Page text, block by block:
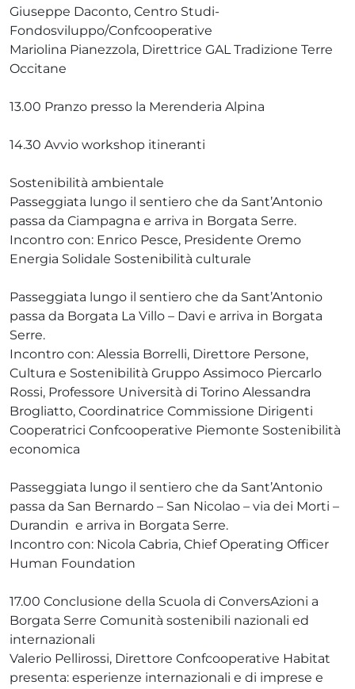
Giuseppe Daconto, Centro Studi-
Fondosviluppo/Confcooperative
Mariolina Pianezzola, Direttrice GAL Tradizione Terre
Occitane
13.00 Pranzo presso la Merenderia Alpina
14.30 Avvio workshop itineranti
Sostenibilità ambientale
Passeggiata lungo il sentiero che da Sant’Antonio
passa da Ciampagna e arriva in Borgata Serre.
Incontro con: Enrico Pesce, Presidente Oremo
Energia Solidale Sostenibilità culturale
Passeggiata lungo il sentiero che da Sant’Antonio
passa da Borgata La Villo – Davi e arriva in Borgata
Serre.
Incontro con: Alessia Borrelli, Direttore Persone,
Cultura e Sostenibilità Gruppo Assimoco Piercarlo
Rossi, Professore Università di Torino Alessandra
Brogliatto, Coordinatrice Commissione Dirigenti
Cooperatrici Confcooperative Piemonte Sostenibilità
economica
Passeggiata lungo il sentiero che da Sant’Antonio
passa da San Bernardo – San Nicolao – via dei Morti –
Durandin e arriva in Borgata Serre.
Incontro con: Nicola Cabria, Chief Operating Officer
Human Foundation
17.00 Conclusione della Scuola di ConversAzioni a
Borgata Serre Comunità sostenibili nazionali ed
internazionali
Valerio Pellirossi, Direttore Confcooperative Habitat
presenta: esperienze internazionali e di imprese e